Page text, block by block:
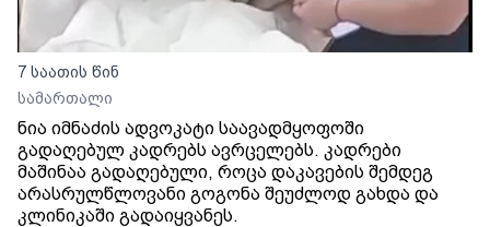
7 საათის წინ
სამართალი
ნია იმნაძის ადვოკატი საავადმყოფოში
გადაღებულ კადრებს ავრცელებს. კადრები
მაშინაა გადაღებული, როცა დაკავების შემდეგ
არასრულწლოვანი გოგონა შეუძლოდ გახდა და
კლინიკაში გადაიყვანეს.